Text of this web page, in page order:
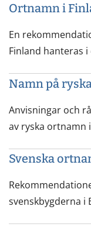
Ortnamn i
En
Finland hanteras
Namn på
Anvisningar och
av ryska ortnamn
Svenska
svenskbygderna i